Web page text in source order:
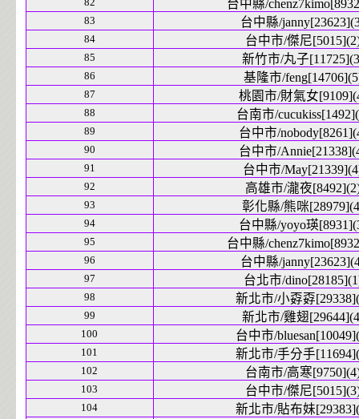
台中縣/
83 台中縣/
84 台中市/傑尼
85 新竹市/丸子
86 基隆市/
87 桃園市/財氣女
88 台南市/
89 台中市/
90 台中市/
91 台中市/
92 高雄市/瀧夜
93 彰化縣/熊咪
94 台中縣/yoyo瑛
95 台中縣/
96 台中縣/
97 台北市/
98 新北市/小孬孬
99 新北市/雞翅
100 台中市/
101 新北市/手分手
102 台南市/高寒
103 台中市/傑尼
104 新北市/貼布妹